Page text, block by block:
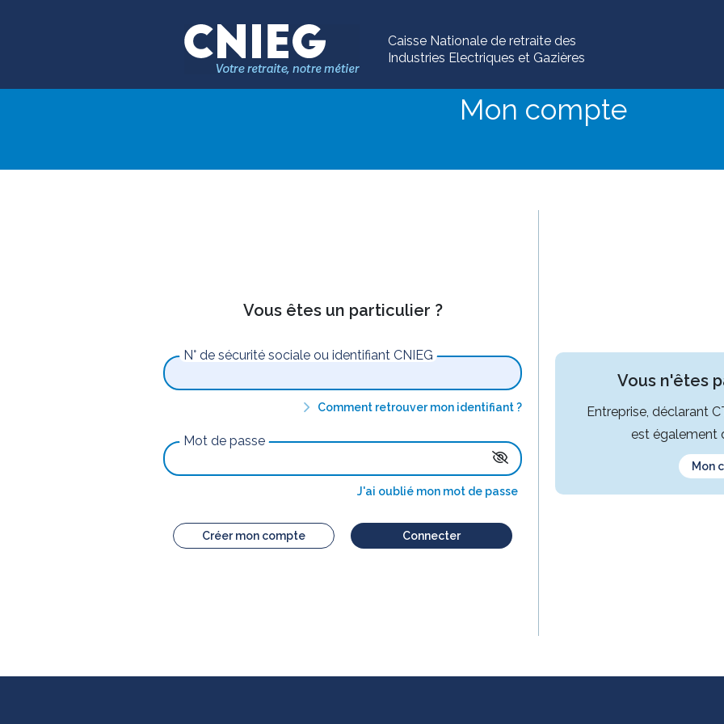
Caisse Nationale de retraite des
Industries Electriques et Gazières
Mon compte
Vous êtes un particulier ?
N° de sécurité sociale ou identifiant CNIEG
Comment retrouver mon identifiant ?
Mot de passe
J'ai oublié mon mot de passe
Créer mon compte Connecter
Vous n'êtes
Entreprise, déclarant
est également
Mon